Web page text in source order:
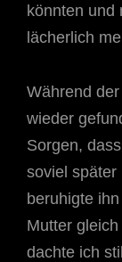
könnten und
lächerlich
Während
wieder
Sorgen,
soviel später
beruhigte
Mutter
dachte ich